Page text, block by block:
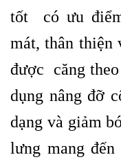
tốt có ưu
mát, thân
được căng
dụng nâng đỡ
dạng và giảm
lưng mang